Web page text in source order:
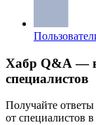
Хабр Q&A —
специалистов
Получайте
от специалистов